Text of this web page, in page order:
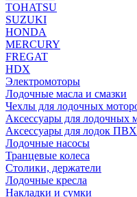
TOHATSU
SUZUKI
HONDA
MERCURY
FREGAT
HDX
Электромоторы
Лодочные масла и смазки
Чехлы для лодочных
Аксессуары для лодочных
Аксессуары для лодок ПВХ
Лодочные насосы
Транцевые колеса
Столики, держатели
Лодочные кресла
Накладки и сумки